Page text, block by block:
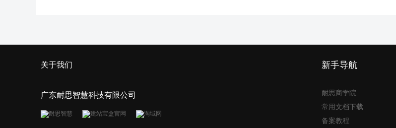
关于我们
广东耐思智慧科技有限公司
新手导航
耐思商学院
常用文档下载
备案教程